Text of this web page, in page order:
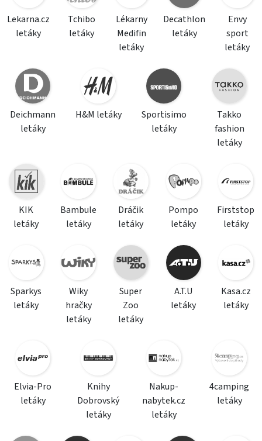
Lekarna.cz
letáky
Tchibo
letáky
Lékarny
Medifin
letáky
Decathlon
letáky
Envy
sport
letáky
Deichmann
letáky
H&M letáky
Sportisimo
letáky
Takko
fashion
letáky
KIK
letáky
Bambule
letáky
Dráčik
letáky
Pompo
letáky
Firststop
letáky
Sparkys
letáky
Wiky
hračky
letáky
Super
Zoo
letáky
A.T.U
letáky
Kasa.cz
letáky
Elvia-Pro
letáky
Knihy
Dobrovský
letáky
Nakup-
nabytek.cz
letáky
4camping
letáky